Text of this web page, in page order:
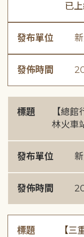
已上
發布單位
發佈時間
標題
【總
林火車
發布單位
發佈時間
標題
【